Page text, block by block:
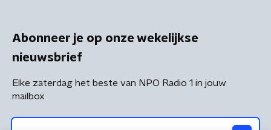
Abonneer je op onze wekelijkse
nieuwsbrief
Elke zaterdag het beste van NPO Radio 1 in jouw
mailbox